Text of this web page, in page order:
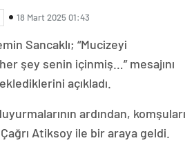
18 Mart 2025 01:43
Sancaklı; “Mucizeyi
şey senin içinmiş…” mesajını
açıkladı.
ardından, komşuları
Atiksoy ile bir araya geldi.